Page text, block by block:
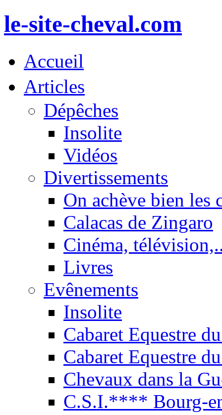
le-site-cheval.com
Accueil
Articles
Dépêches
Insolite
Vidéos
Divertissements
On achève bien les
Calacas de Zingaro
Cinéma,
Livres
Evênements
Insolite
Cabaret Equestre
Cabaret Equestre
Chevaux dans la
C.S.I.**** Bourg-